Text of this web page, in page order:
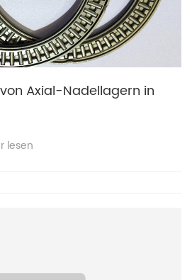
Axial-Nadellagern in
lesen